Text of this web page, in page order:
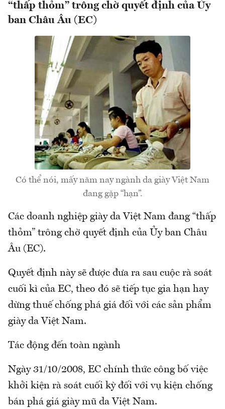
“thấp thỏm” trông chờ quyết định của Ủy
ban Châu Âu (EC)
Có thể nói, mấy năm nay ngành da giày Việt Nam
đang gặp “hạn”.
Các doanh nghiệp giày da Việt Nam đang “thấp
thỏm” trông chờ quyết định của Ủy ban Châu
Âu (EC).
Quyết định này sẽ được đưa ra sau cuộc rà soát
cuối kì của EC, theo đó sẽ tiếp tục gia hạn hay
dừng thuế chống phá giá đối với các sản phẩm
giày da Việt Nam.
Tác động đến toàn ngành
Ngày 31/10/2008, EC chính thức công bố việc
khởi kiện rà soát cuối kỳ đối với vụ kiện chống
bán phá giá giày mũ da Việt Nam.